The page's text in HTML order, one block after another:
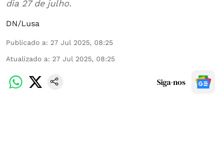
dia 27 de julho.
DN/Lusa
Publicado a: 27 Jul 2025, 08:25
Atualizado a: 27 Jul 2025, 08:25
Siga-nos